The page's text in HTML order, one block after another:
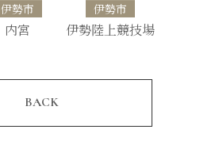
伊勢市
内宮
伊勢市
伊勢陸上競技場
BACK